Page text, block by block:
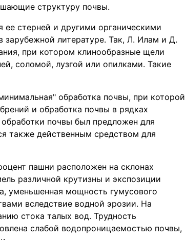
структуру почвы.
стерней и другими органическими
литературе. Так, Л. Илам и Д.
при котором клинообразные щели
соломой, лузгой или опилками. Такие
обработка почвы, при которой
и обработка почвы в рядках
почвы был предложен для
также действенным средством для
пашни расположен на склонах
различной крутизны и экспозиции
уменьшенная мощность гумусового
вследствие водной эрозии. На
стока талых вод. Трудность
слабой водопроницаемостью почвы,